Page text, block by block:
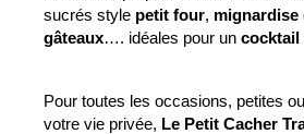
sucrés style petit four, mignardise
gâteaux…. idéales pour un cocktail
Pour toutes les occasions, petites
votre vie privée, Le Petit Cacher